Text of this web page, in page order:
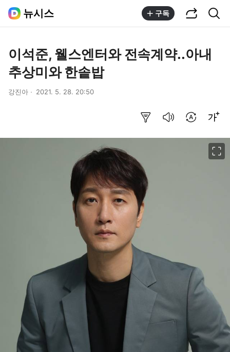
뉴시스 구독
이석준, 웰스엔터와 전속계약..아내
추상미와 한솥밥
강진아 2021. 5. 28. 20:50